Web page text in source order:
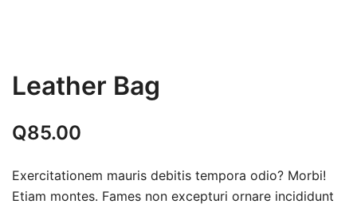
Leather Bag
Q85.00
Exercitationem mauris debitis tempora odio? Morbi!
Etiam montes. Fames non excepturi ornare incididunt